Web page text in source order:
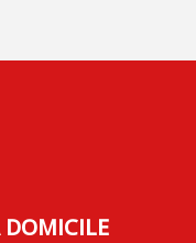
DOMICILE